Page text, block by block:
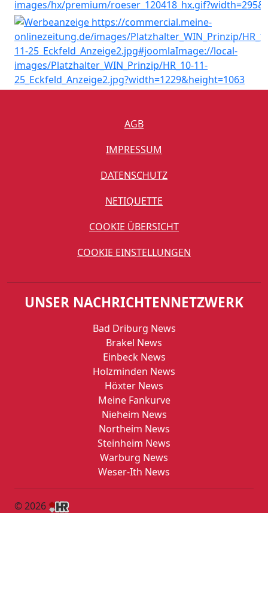
AGB
IMPRESSUM
DATENSCHUTZ
NETIQUETTE
COOKIE ÜBERSICHT
COOKIE EINSTELLUNGEN
UNSER NACHRICHTENNETZWERK
Bad Driburg News
Brakel News
Einbeck News
Holzminden News
Höxter News
Meine Fankurve
Nieheim News
Northeim News
Steinheim News
Warburg News
Weser-Ith News
© 2026